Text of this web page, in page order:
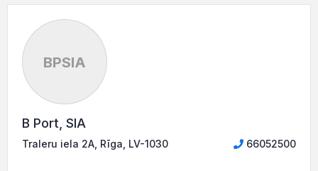
BPSIA
B Port, SIA
Traleru iela 2A, Rīga, LV-1030 66052500